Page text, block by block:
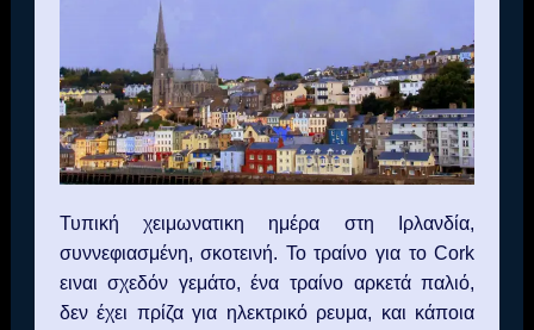
Τυπική χειμωνατικη ημέρα στη Ιρλανδία,
συννεφιασμένη, σκοτεινή. Το τραίνο για τοCork
ειναι σχεδόν γεμάτο, ένα τραίνο αρκετά παλιό,
δεν έχει πρίζα για ηλεκτρικό ρευμα, και κάποια